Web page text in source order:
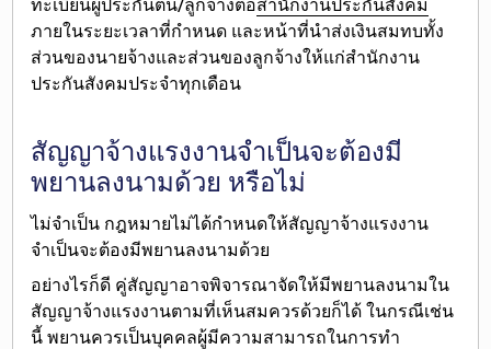
ทะเบียนผู้ประกันตน/ลูกจ้างต่อสำนักงานประกันสังคม
ภายในระยะเวลาที่กำหนด และหน้าที่นำส่งเงินสมทบทั้ง
ส่วนของนายจ้างและส่วนของลูกจ้างให้แก่สำนักงาน
ประกันสังคมประจำทุกเดือน
สัญญาจ้างแรงงานจำเป็นจะต้องมี
พยานลงนามด้วย หรือไม่
ไม่จำเป็น กฎหมายไม่ได้กำหนดให้สัญญาจ้างแรงงาน
จำเป็นจะต้องมีพยานลงนามด้วย
อย่างไรก็ดี คู่สัญญาอาจพิจารณาจัดให้มีพยานลงนามใน
สัญญาจ้างแรงงานตามที่เห็นสมควรด้วยก็ได้ในกรณีเช่น
นี้ พยานควรเป็นบุคคลผู้มีความสามารถในการทำ